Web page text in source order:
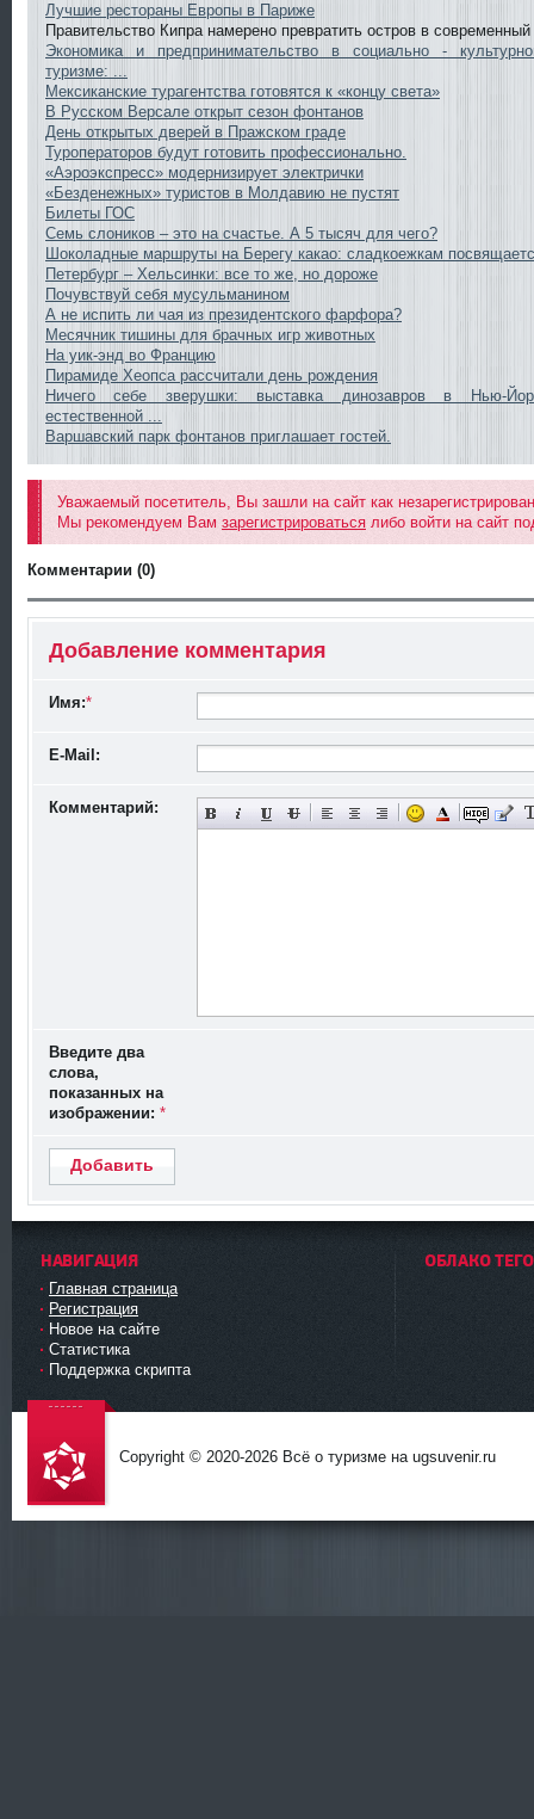
Лучшие рестораны Европы в Париже
Правительство Кипра намерено превратить остров в современный
Экономика и предпринимательство в социально -
туризме: ...
Мексиканские турагентства готовятся к «концу света»
В Русском Версале открыт сезон фонтанов
День открытых дверей в Пражском граде
Туроператоров будут готовить профессионально.
«Аэроэкспресс» модернизирует электрички
«Безденежных» туристов в Молдавию не пустят
Билеты ГОС
Семь слоников – это на счастье. А 5 тысяч для чего?
Шоколадные маршруты на Берегу какао: сладкоежкам
Петербург – Хельсинки: все то же, но дороже
Почувствуй себя мусульманином
А не испить ли чая из президентского фарфора?
Месячник тишины для брачных игр животных
На уик-энд во Францию
Пирамиде Хеопса рассчитали день рождения
Ничего себе зверушки: выставка динозавров в Нью-
естественной ...
Варшавский парк фонтанов приглашает гостей.
Уважаемый посетитель, Вы зашли на сайт как
Мы рекомендуем Вам зарегистрироваться либо войти на сайт
Комментарии (0)
Добавление комментария
Имя:*
E-Mail:
Комментарий:
Введите два
слова,
показанных на
изображении: *
Добавить
НАВИГАЦИЯ
Главная страница
Регистрация
Новое на сайте
Статистика
Поддержка скрипта
ОБЛАКО
DataLife
Copyright © 2020-2026 Всё о туризме на ugsuvenir.ru